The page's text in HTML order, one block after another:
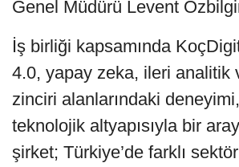
Genel Müdürü Levent
İş birliği kapsamında
4.0, yapay zeka, ileri analitik
zinciri alanlarındaki
teknolojik altyapısıyla bir
şirket; Türkiye’de farklı